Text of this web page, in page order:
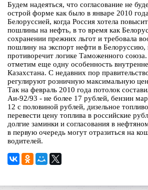
Будем надеяться, что согласование не
острой форме как было в январе 2010
Белоруссией, когда Россия хотела
пошлины на нефть, в то время как
сохранении прежних льгот и требовала
пошлину на экспорт нефти в Белоруссию,
противоречит логике Таможенного
отметим еще одну особенность
Казахстана. С недавних пор
регулируют розничную максимальную
Так на февраль 2010 года потолок
Аи-92/93 - не более 17 рублей, бензин
12 с половиной рублей, дизельное
перевести цену топлива в российские
долгие заминки и согласования в
в первую очередь могут отразиться на
водителей.